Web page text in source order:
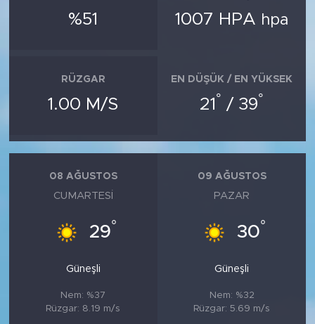
%51 1007 HPA hpa
RÜZGAR
1.00 M/S
EN DÜŞÜK / EN YÜKSEK
21 ° / 39°
08 AĞUSTOS
CUMARTESI
29°
Güneşli
Nem: %37
Rüzgar: 8.19 m/s
09 AĞUSTOS
PAZAR
30°
Güneşli
Nem: %32
Rüzgar: 5.69 m/s